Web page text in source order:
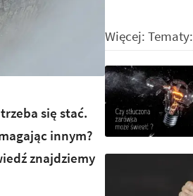
się stać.
innym?
znajdziemy
Więcej: Tematy: